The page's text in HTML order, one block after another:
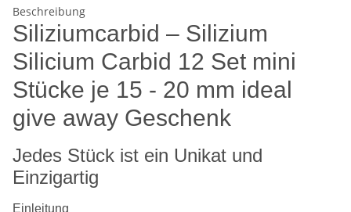
Beschreibung
Siliziumcarbid – Silizium
Silicium Carbid 12 Set mini
Stücke je 15 - 20 mm ideal
give away Geschenk
Jedes Stück ist ein Unikat und
Einzigartig
Einleitung